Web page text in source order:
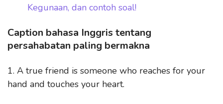
Kegunaan, dan contoh soal!
Caption bahasa Inggris tentang
persahabatan paling bermakna
1. A true friend is someone who reaches for your
hand and touches your heart.